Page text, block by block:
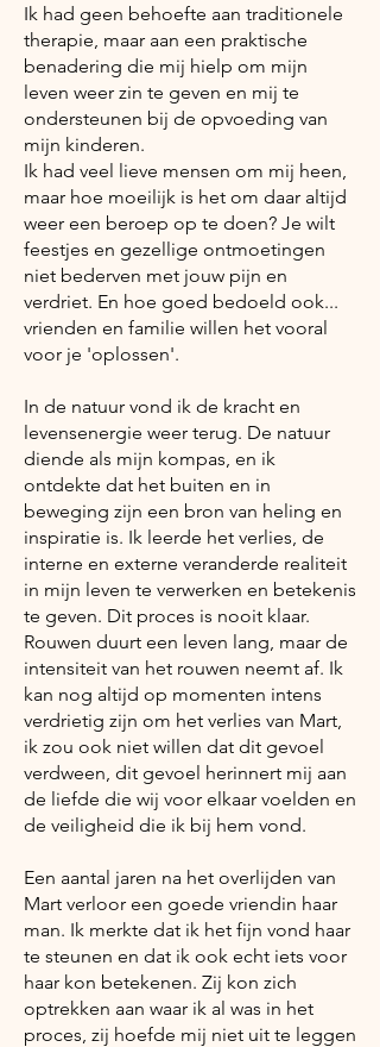
Ik had geen behoefte aan traditionele
therapie, maar aan een praktische
benadering die mij hielp om mijn
leven weer zin te geven en mij te
ondersteunen bij de opvoeding van
mijn kinderen.
Ik had veel lieve mensen om mij heen,
maar hoe moeilijk is het om daar altijd
weer een beroep op te doen? Je wilt
feestjes en gezellige ontmoetingen
niet bederven met jouw pijn en
verdriet. En hoe goed bedoeld ook...
vrienden en familie willen het vooral
voor je 'oplossen'.
In de natuur vond ik de kracht en
levensenergie weer terug. De natuur
diende als mijn kompas, en ik
ontdekte dat het buiten en in
beweging zijn een bron van heling en
inspiratie is. Ik leerde het verlies, de
interne en externe veranderde realiteit
in mijn leven te verwerken en betekenis
te geven. Dit proces is nooit klaar.
Rouwen duurt een leven lang, maar de
intensiteit van het rouwen neemt af. Ik
kan nog altijd op momenten intens
verdrietig zijn om het verlies van Mart,
ik zou ook niet willen dat dit gevoel
verdween, dit gevoel herinnert mij aan
de liefde die wij voor elkaar voelden en
de veiligheid die ik bij hem vond.
Een aantal jaren na het overlijden van
Mart verloor een goede vriendin haar
man. Ik merkte dat ik het fijn vond haar
te steunen en dat ik ook echt iets voor
haar kon betekenen. Zij kon zich
optrekken aan waar ik al was in het
proces, zij hoefde mij niet uit te leggen